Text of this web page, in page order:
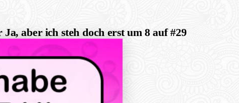
aber ich steh doch erst um 8 auf #29